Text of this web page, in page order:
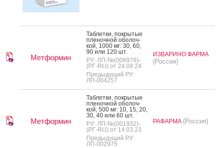
Метформин
Таб­летки, пок­ры­тые
пле­ноч­ной обо­лоч­
кой, 1000 мг: 30, 60,
90 или 120 шт.
РУ: ЛП-№(006978)-
(РГ-RU) от 24.09.24
Предыдущий РУ:
ЛП-004257
ИЗВАРИНО ФАРМА
(Россия)
Метформин
Таб­летки, пок­ры­тые
пле­ноч­ной обо­лоч­
кой, 500 мг: 10, 15, 20,
30, 40 или 60 шт.
РУ: ЛП-№(001932)-
(РГ-RU) от 14.03.23
Предыдущий РУ:
ЛП-002975
РАФАРМА (Россия)